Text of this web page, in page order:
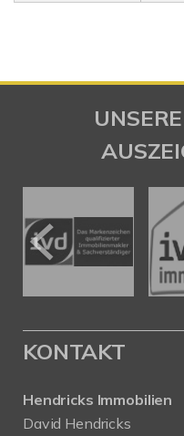
KONTAKT
Hendricks Immobilien
David Hendricks